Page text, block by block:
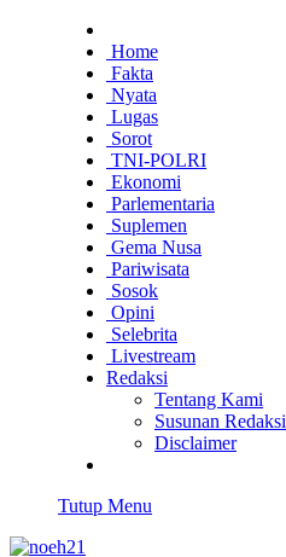
Home
Fakta
Nyata
Lugas
Sorot
TNI-POLRI
Ekonomi
Parlementaria
Suplemen
Gema Nusa
Pariwisata
Sosok
Opini
Selebrita
Livestream
Redaksi
Tentang Kami
Susunan Redaksi
Disclaimer
Tutup Menu